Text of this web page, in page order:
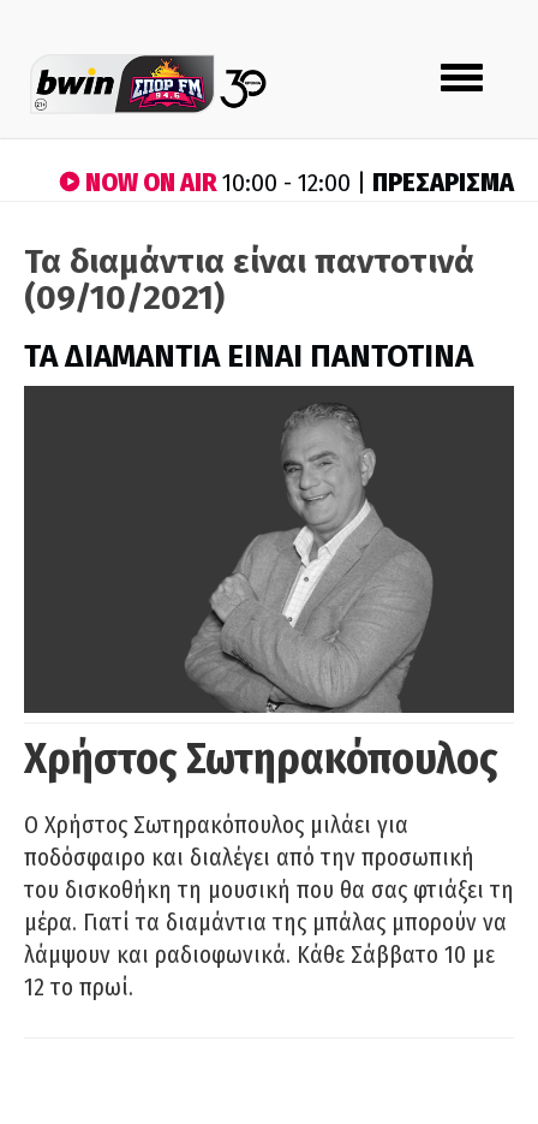
Toggle
navigation
NOW ON AIR10:00 - 12:00 | ΠΡΕΣΑΡΙΣΜΑ
Τα διαμάντια είναι παντοτινά
(09/10/2021)
ΤΑ ΔΙΑΜΑΝΤΙΑ ΕΙΝΑΙ ΠΑΝΤΟΤΙΝΑ
Χρήστος Σωτηρακόπουλος
Ο Χρήστος Σωτηρακόπουλος μιλάει για
ποδόσφαιρο και διαλέγει από την προσωπική
του δισκοθήκη τη μουσική που θα σας φτιάξει τη
μέρα. Γιατί τα διαμάντια της μπάλας μπορούν να
λάμψουν και ραδιοφωνικά. Κάθε Σάββατο 10 με
12 το πρωί.